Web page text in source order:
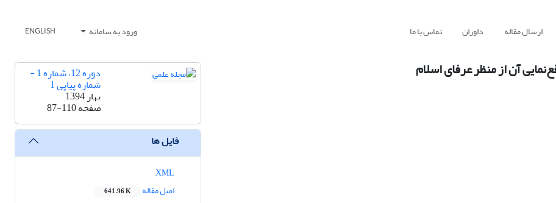
ارسال مقاله داوران تماس با ما ورود به سامانه ENGLISH
آن از منظر عرفای اسلام دوره 12، شماره 1 -
شماره پیاپی 1
بهار 1394
صفحه87-110
فایل ها
اصل مقاله
641.96 K